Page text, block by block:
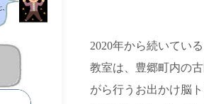
2020年から続いてい
教室は、豊郷町内の
がら行うお出かけ脳